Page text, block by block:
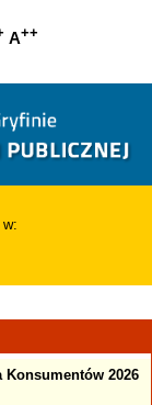
A++
2026